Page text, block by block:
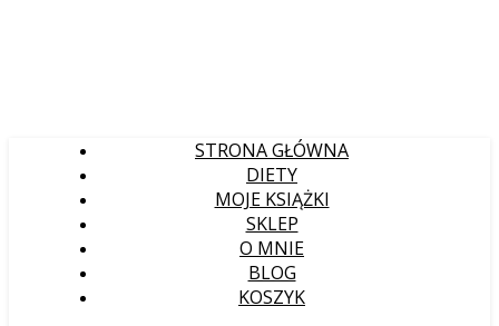
STRONA GŁÓWNA
DIETY
MOJE KSIĄŻKI
SKLEP
O MNIE
BLOG
KOSZYK